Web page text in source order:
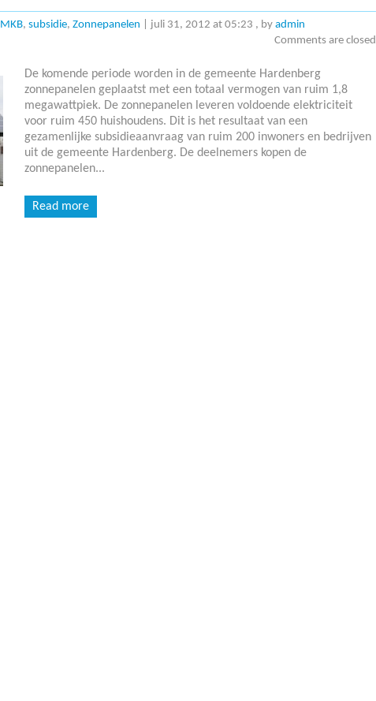
MKB, subsidie, Zonnepanelen juli 31, 2012 at 05:23 , by admin
Comments are closed
De komende periode worden in de gemeente Hardenberg
zonnepanelen geplaatst met een totaal vermogen van ruim 1,8
megawattpiek. De zonnepanelen leveren voldoende elektriciteit
voor ruim 450 huishoudens. Dit is het resultaat van een
gezamenlijke subsidieaanvraag van ruim 200 inwoners en bedrijven
uit de gemeente Hardenberg. De deelnemers kopen de
zonnepanelen...
Read more